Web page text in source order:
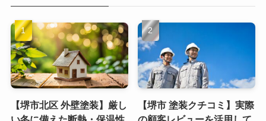
【堺市北区 外壁塗装】厳し
【堺市 塗装クチコミ】実際